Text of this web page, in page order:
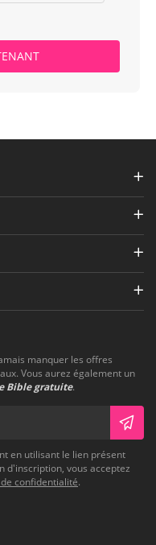
manquer les offres
Vous aurez également un
Bible gratuite.
en utilisant le lien présent
d'inscription, vous acceptez
confidentialité.